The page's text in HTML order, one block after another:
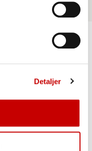
Detaljer